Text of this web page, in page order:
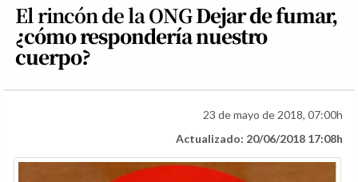
El rincón de la ONGDejar de fumar,
¿cómo respondería nuestro
cuerpo?
23 de mayo de 2018, 07:00h
Actualizado: 20/06/2018 17:08h